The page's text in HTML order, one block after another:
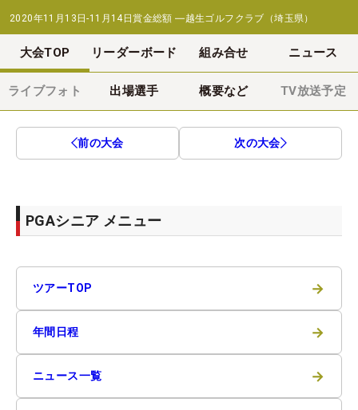
2020年11月13日-11月14日賞金総額 ―越生ゴルフクラブ（埼玉県）
大会TOP リーダーボード 組み合せ ニュース
ライブフォト 出場選手 概要など TV放送予定
前の大会 次の大会
PGAシニア メニュー
ツアーTOP →
年間日程 →
ニュース一覧 →